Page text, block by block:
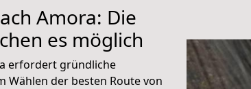
Amora: Die
es möglich
erfordert gründliche
Wählen der besten Route von